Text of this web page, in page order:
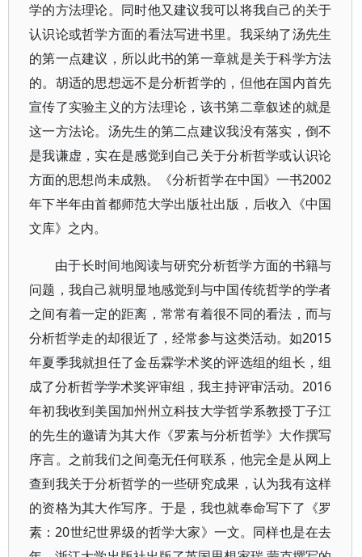
学的方法理论。同时他又建议我可以将我自己的关于
认识论或哲学方面的看法写进书里。我采纳了汤先生
的第一点建议，所以此书的第一章就是关于科学方法
的。胡适的思想远不是分析哲学的，但他在国内首先
宣传了实验主义的方法理论，该书第二章叙述的就是
这一方法论。汤先生的第二点建议我没有落实，倒不
是我谦虚，实在是感觉到自己关于分析哲学或认识论
方面的思想尚未成熟。《分析哲学在中国》一书2002
年下半年由首都师范大学出版社出版，后收入《中国
文库》之内。
由于长时间地阅读与研究分析哲学方面的书籍与
问题，我自己就明显地感觉到与中国传统哲学的学者
之间有着一定的距离，常常有着很不同的看法，而与
分析哲学走的却很近了，经常参与这类活动。如2015
年夏季我就担任了金岳霖学术奖的评选组的组长，组
成了分析哲学学术奖评审组，我主持评审活动。2016
年初我收到美国加州州立科技大学哲学系教授丁子江
的先生的邀请为其大作《罗素与分析哲学》大作撰写
序言。之前我们之间毫无任何联系，他完全是从网上
查到我关于分析哲学的一些研究成果，认为我有这样
的资格为其大作写序。于是，我也就奉命写下了《罗
素：20世纪世界级的哲学大家》一文。同样也是在去